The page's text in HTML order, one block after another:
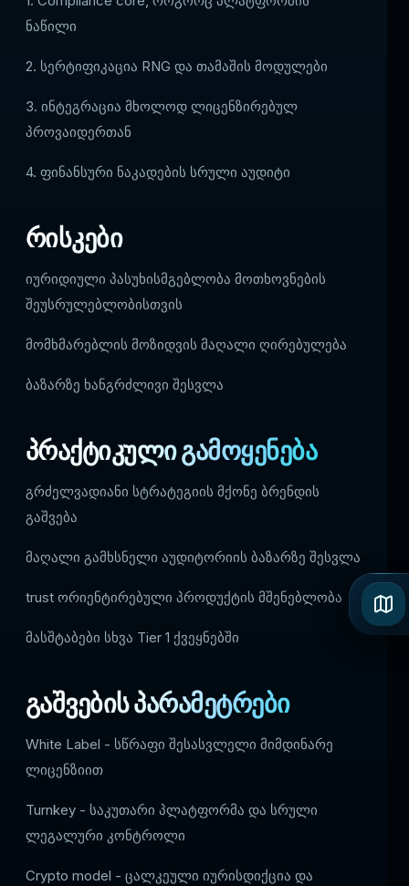
ნაწილი
2. სერტიფიკაცია RNG და თამაშის მოდულები
3. ინტეგრაცია მხოლოდ ლიცენზირებულ
პროვაიდერთან
4. ფინანსური ნაკადების სრული აუდიტი
რისკები
იურიდიული პასუხისმგებლობა მოთხოვნების
შეუსრულებლობისთვის
მომხმარებლის მოზიდვის მაღალი ღირებულება
ბაზარზე ხანგრძლივი შესვლა
პრაქტიკული გამოყენება
გრძელვადიანი სტრატეგიის მქონე ბრენდის
გაშვება
მაღალი გამხსნელი აუდიტორიის ბაზარზე შესვლა
trust ორიენტირებული პროდუქტის მშენებლობა
მასშტაბები სხვა Tier 1 ქვეყნებში
გაშვების პარამეტრები
White Label - სწრაფი შესასვლელი მიმდინარე
ლიცენზიით
Turnkey - საკუთარი პლატფორმა და სრული
ლეგალური კონტროლი
Crypto model - ცალკეული იურისდიქცია და